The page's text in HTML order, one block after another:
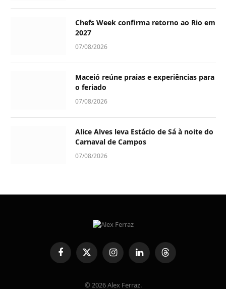
Chefs Week confirma retorno ao Rio em
2027
07/08/2026
Maceió reúne praias e experiências para
o feriado
07/08/2026
Alice Alves leva Estácio de Sá à noite do
Carnaval de Campos
07/08/2026
FacebookX
(Twitter)
InstagramLinkedInThreads
© 2026 Alex Ferraz.